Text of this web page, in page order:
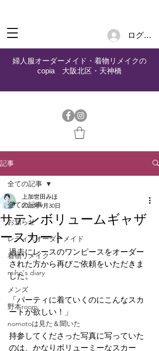
ログイン
婦人服オーダーメイド・着物リメイクの
copia 大阪北区・天神橋
記事
全ての記事
お知らせ
レディスオーダーメイド
着物リメイク
miho's diary
メンズ
野本room
nomotoは見た＆聞いた
全ての記事
サテンボリュームギャザ
ースカート
上加世田みほ
2025年9月30日
過去にレースのワンピースをオーダー
された方から再びご依頼をいただきま
した。
「パーティに着ていくのにこんなスカ
ートが欲しい！」
持参してくださった写真に写っていた
のは、かなりボリューミーなスカー